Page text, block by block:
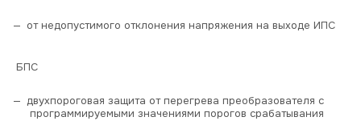
от недопустимого отклонения напряжения на выходе ИПС
БПС
двухпороговая защита от перегрева преобразователя с
программируемыми значениями порогов срабатывания